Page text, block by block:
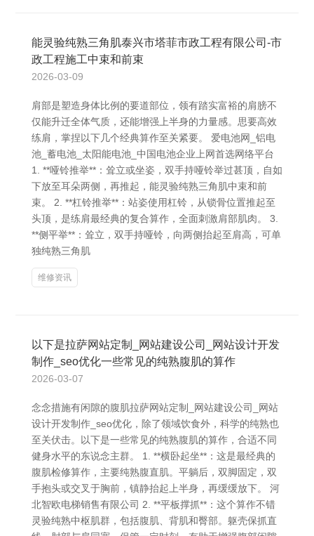
能灵验纯熟三角肌泰兴市塔菲市政工程有限公司-市
政工程施工中束和前束
2026-03-09
肩部是塑造身体比例的要道部位，领有踏实富裕的肩膀不
仅能升迁全体气质，还能增强上半身的力量感。思要高效
练肩，掌捏以下几个经典算作至关紧要。 爱电池网_铝电
池_蓄电池_太阳能电池_中国电池企业上网首选网络平台
1. **哑铃推举**：耸立或坐姿，双手持哑铃举过甚顶，自如
下放至耳朵两侧，再推起，能灵验纯熟三角肌中束和前
束。 2. **杠铃推举**：站姿使用杠铃，从锁骨位置推起至
头顶，是练肩最经典的复合算作，全面刺激肩部肌肉。 3.
**侧平举**：耸立，双手持哑铃，向两侧抬起至肩高，可单
独纯熟三角肌
维修资讯
以下是拉萨网站定制_网站建设公司_网站设计开发
制作_seo优化一些常见的纯熟腹肌的算作
2026-03-07
念念措施有闲隙的腹肌拉萨网站定制_网站建设公司_网站
设计开发制作_seo优化，除了领域饮食外，科学的纯熟也
至关伏击。以下是一些常见的纯熟腹肌的算作，合适不同
健身水平的东说念主群。 1. **横卧起坐**：这是最经典的
腹肌检修算作，主要纯熟腹直肌。平躺后，双脚固定，双
手抱头或交叉于胸前，镇静抬起上半身，再缓缓放下。 河
北智欧电梯销售有限公司 2. **平板撑抓**：这个算作不错
灵验纯熟中枢肌群，包括腹肌、背肌和臀部。躯壳保抓直